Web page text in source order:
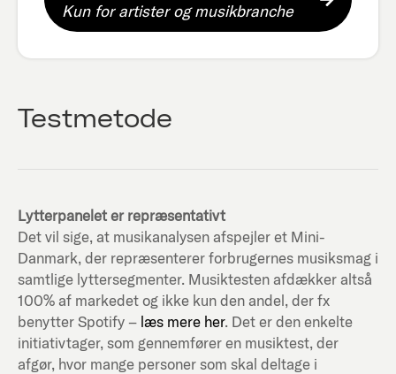
Kun for artister og musikbranche
Testmetode
Lytterpanelet er repræsentativt
Det vil sige, at musikanalysen afspejler et Mini-
Danmark, der repræsenterer forbrugernes musiksmag i
samtlige lyttersegmenter. Musiktesten afdækker altså
100% af markedet og ikke kun den andel, der fx
benytter Spotify – læs mere her. Det er den enkelte
initiativtager, som gennemfører en musiktest, der
afgør, hvor mange personer som skal deltage i